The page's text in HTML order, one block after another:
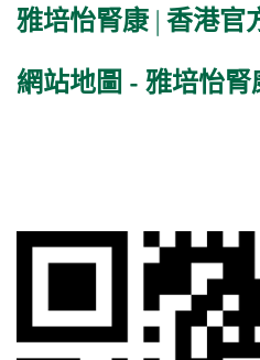
雅培怡腎康 | 香港官
網站地圖 - 雅培怡